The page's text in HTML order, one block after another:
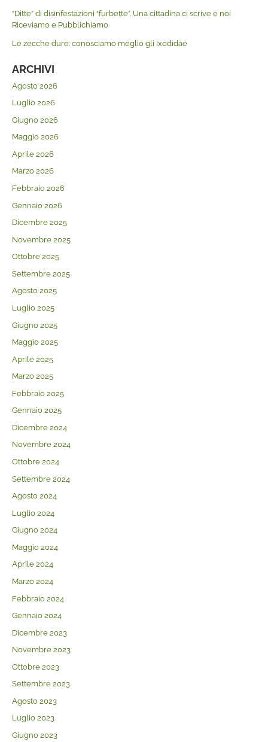
“Ditte” di disinfestazioni “furbette”. Una cittadina ci scrive e noi
Riceviamo e Pubblichiamo
Le zecche dure: conosciamo meglio gli Ixodidae
ARCHIVI
Agosto 2026
Luglio 2026
Giugno 2026
Maggio 2026
Aprile 2026
Marzo 2026
Febbraio 2026
Gennaio 2026
Dicembre 2025
Novembre 2025
Ottobre 2025
Settembre 2025
Agosto 2025
Luglio 2025
Giugno 2025
Maggio 2025
Aprile 2025
Marzo 2025
Febbraio 2025
Gennaio 2025
Dicembre 2024
Novembre 2024
Ottobre 2024
Settembre 2024
Agosto 2024
Luglio 2024
Giugno 2024
Maggio 2024
Aprile 2024
Marzo 2024
Febbraio 2024
Gennaio 2024
Dicembre 2023
Novembre 2023
Ottobre 2023
Settembre 2023
Agosto 2023
Luglio 2023
Giugno 2023